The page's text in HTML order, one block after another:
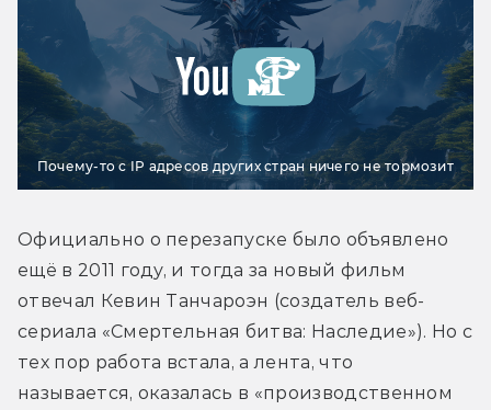
Почему-то с IP адресов других стран ничего не тормозит
Официально о перезапуске было объявлено
ещё в 2011 году, и тогда за новый фильм
отвечал Кевин Танчароэн (создатель веб-
сериала «Смертельная битва: Наследие»). Но с
тех пор работа встала, а лента, что
называется, оказалась в «производственном